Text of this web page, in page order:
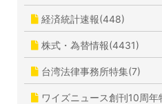
経済統計速報(448)
株式・為替情報(4431)
台湾法律事務所特集(7)
ワイズニュース創刊10周年